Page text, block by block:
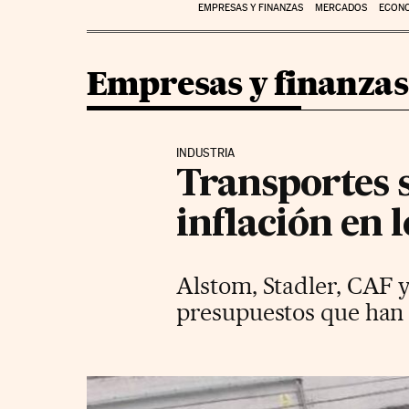
EMPRESAS Y FINANZAS MERCADOS
Empresas y finanzas
INDUSTRIA
Transportes
inflación en
Alstom, Stadler, CAF
presupuestos que